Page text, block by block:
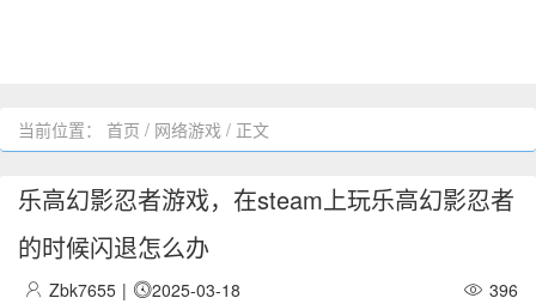
当前位置： 首页 / 网络游戏 / 正文
乐高幻影忍者游戏，在steam上玩乐高幻影忍者
的时候闪退怎么办
Zbk7655 | 2025-03-18 396